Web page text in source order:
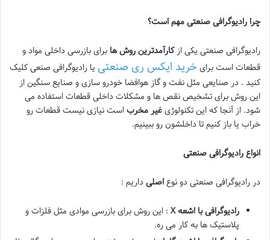
چرا رادیوگرافی صنعتی مهم است؟
رادیوگرافی صنعتی یکی ازکارآمدترین روش ها برای بازرسی داخلی مواد و
قطعات است برای خرید ایکس ری صنعتی یا رادیوگرافی صنعی کلیک
کنید . در صنایعی مثل نفت و گاز هوافضا خودرو سازی و صنایع سنگین از
این روش برای تشخیص نقص ها و مشکلات داخلی قطعات استفاده می
شود. از آنجا که این تکنولوژیغیر مخرباست نیازی نیست قطعات رو
خراب یا باز کنیم تا داخلشون رو ببینیم.
انواع رادیوگرافی صنعتی
در رادیوگرافی صنعتی دو نوعاصلی داریم :
رادیوگرافی با اشعهX : این روش برای بازرسی موادی مثل فلزات و
پلاستیک ها به کار می ره.